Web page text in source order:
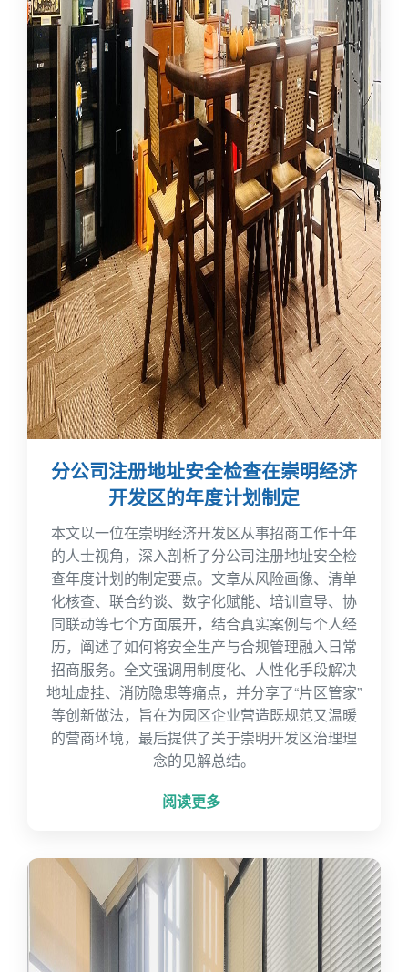
分公司注册地址安全检查在崇明经济
开发区的年度计划制定
本文以一位在崇明经济开发区从事招商工作十年
的人士视角，深入剖析了分公司注册地址安全检
查年度计划的制定要点。文章从风险画像、清单
化核查、联合约谈、数字化赋能、培训宣导、协
同联动等七个方面展开，结合真实案例与个人经
历，阐述了如何将安全生产与合规管理融入日常
招商服务。全文强调用制度化、人性化手段解决
地址虚挂、消防隐患等痛点，并分享了“片区管家”
等创新做法，旨在为园区企业营造既规范又温暖
的营商环境，最后提供了关于崇明开发区治理理
念的见解总结。
阅读更多